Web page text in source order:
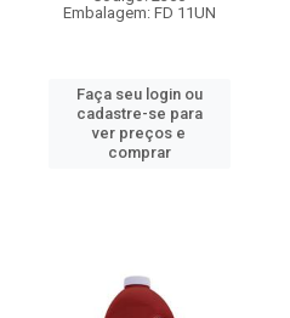
Embalagem: FD 11UN
Faça seu login ou
cadastre-se para
ver preços e
comprar